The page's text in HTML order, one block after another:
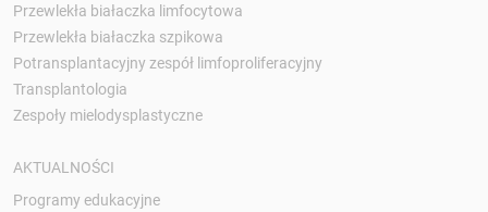
Przewlekła białaczka limfocytowa
Przewlekła białaczka szpikowa
Potransplantacyjny zespół limfoproliferacyjny
Transplantologia
Zespoły mielodysplastyczne
AKTUALNOŚCI
Programy edukacyjne